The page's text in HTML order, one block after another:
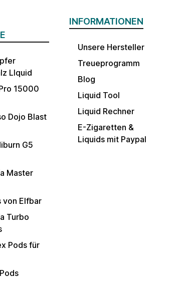
LIquid
15000
Dojo Blast
G5
Master
von Elfbar
Turbo
Pods für
INFORMATIONEN
Unsere Hersteller
Treueprogramm
Blog
Liquid Tool
Liquid Rechner
E-Zigaretten &
Liquids mit Paypal